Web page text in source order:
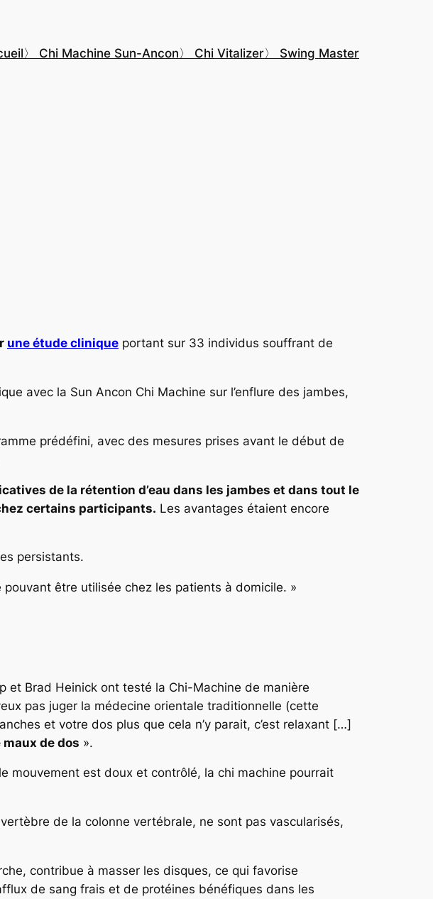
〉 Chi Machine Sun-Ancon〉 Chi Vitalizer〉 Swing Master
une étude clinique portant sur 33 individus souffrant de
avec la Sun Ancon Chi Machine sur l’enflure des jambes,
prédéfini, avec des mesures prises avant le début de
de la rétention d’eau dans les jambes et dans tout le
certains participants. Les avantages étaient encore
persistants.
être utilisée chez les patients à domicile. »
et Brad Heinick ont testé la Chi-Machine de manière
pas juger la médecine orientale traditionnelle (cette
et votre dos plus que cela n’y parait, c’est relaxant […]
de dos ».
mouvement est doux et contrôlé, la chi machine pourrait
de la colonne vertébrale, ne sont pas vascularisés,
contribue à masser les disques, ce qui favorise
de sang frais et de protéines bénéfiques dans les